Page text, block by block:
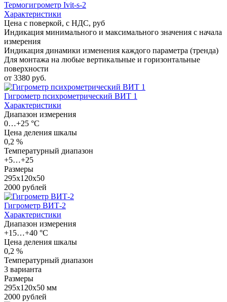
Термогигрометр Ivit-s-2
Характеристики
Цена с поверкой, с НДС, руб
Индикация минимального и максимального значения с начала
измерения
Индикация динамики изменения каждого параметра (тренда)
Для монтажа на любые вертикальные и горизонтальные
поверхности
от 3380 руб.
Гигрометр психрометрический ВИТ 1
Характеристики
Диапазон измерения
0…+25 °С
Цена деления шкалы
0,2 %
Температурный диапазон
+5…+25
Размеры
295х120х50
2000 рублей
Гигрометр ВИТ-2
Характеристики
Диапазон измерения
+15…+40 °С
Цена деления шкалы
0,2 %
Температурный диапазон
3 варианта
Размеры
295х120х50 мм
2000 рублей